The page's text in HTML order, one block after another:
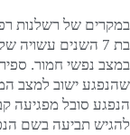
במקרים של רשלנות
בת 7 השנים
במצב נפשי חמור.
שהנפגע ישוב למצב
הנפגע סובל מפגיעה
להגיש תביעה בשם הנפגע במשך 7 שנים